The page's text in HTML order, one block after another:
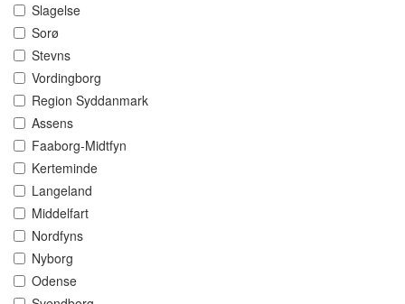
Slagelse
Sorø
Stevns
Vordingborg
Region Syddanmark
Assens
Faaborg-Midtfyn
Kerteminde
Langeland
Middelfart
Nordfyns
Nyborg
Odense